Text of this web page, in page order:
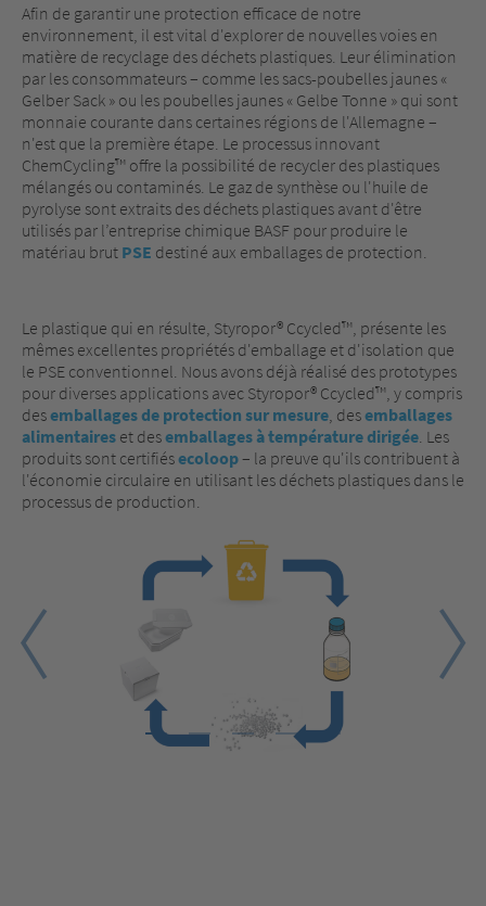
Afin de garantir une protection efficace de notre
environnement, il est vital d'explorer de nouvelles voies en
matière de recyclage des déchets plastiques. Leur élimination
par les consommateurs – comme les sacs-poubelles jaunes «
Gelber Sack » ou les poubelles jaunes « Gelbe Tonne » qui sont
monnaie courante dans certaines régions de l'Allemagne –
n'est que la première étape. Le processus innovant
ChemCycling™ offre la possibilité de recycler des plastiques
mélangés ou contaminés. Le gaz de synthèse ou l'huile de
pyrolyse sont extraits des déchets plastiques avant d'être
utilisés par l’entreprise chimique BASF pour produire le
matériau brut PSE destiné aux emballages de protection.
Le plastique qui en résulte, Styropor® Ccycled™, présente les
mêmes excellentes propriétés d'emballage et d'isolation que
le PSE conventionnel. Nous avons déjà réalisé des prototypes
pour diverses applications avec Styropor® Ccycled™, y compris
desemballages de protection sur mesure , desemballages
alimentaires et desemballages à température dirigée . Les
produits sont certifiésecoloop– la preuve qu'ils contribuent à
l'économie circulaire en utilisant les déchets plastiques dans le
processus de production.
1 5